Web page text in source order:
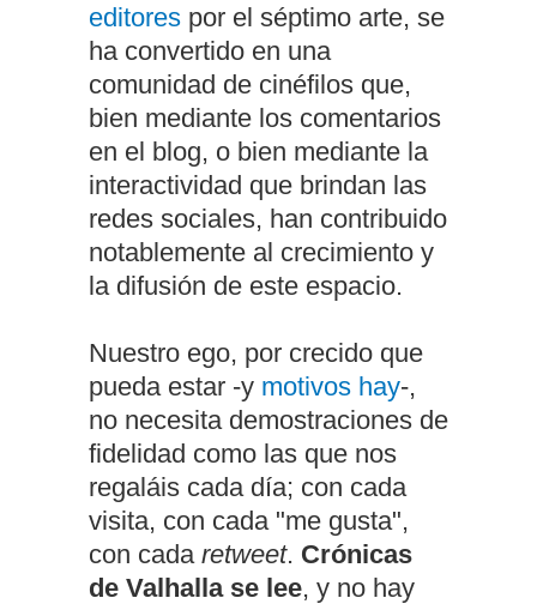
editores por el séptimo arte, se
ha convertido en una
comunidad de cinéfilos que,
bien mediante los comentarios
en el blog, o bien mediante la
interactividad que brindan las
redes sociales, han contribuido
notablemente al crecimiento y
la difusión de este espacio.
Nuestro ego, por crecido que
pueda estar -y motivos hay-,
no necesita demostraciones de
fidelidad como las que nos
regaláis cada día; con cada
visita, con cada "me gusta",
con cada retweet. Crónicas
de Valhalla se lee, y no hay